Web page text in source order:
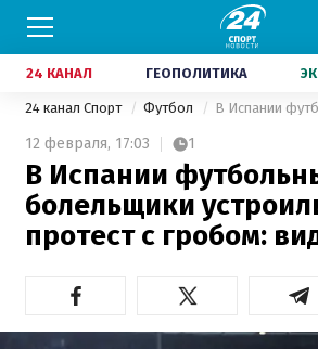
24 КАНАЛ ГЕОПОЛИТИКА
24 канал Спорт Футбол
12 февраля, 17:03 1
В Испании
болельщики
протест с гробом: